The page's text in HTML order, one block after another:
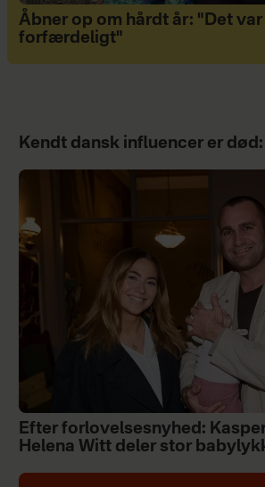
Åbner op om hårdt år: "Det
forfærdeligt"
Kendt dansk influencer er
Efter forlovelsesnyhed:
Helena Witt deler stor